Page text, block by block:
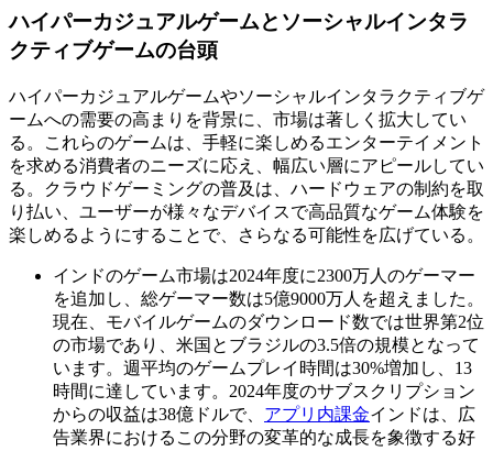
ハイパーカジュアルゲームとソーシャルインタラ
クティブゲームの台頭
ハイパーカジュアルゲームやソーシャルインタラクティブゲ
ームへの需要の高まりを背景に、市場は著しく拡大してい
る。これらのゲームは、手軽に楽しめるエンターテイメント
を求める消費者のニーズに応え、幅広い層にアピールしてい
る。クラウドゲーミングの普及は、ハードウェアの制約を取
り払い、ユーザーが様々なデバイスで高品質なゲーム体験を
楽しめるようにすることで、さらなる可能性を広げている。
インドのゲーム市場は2024年度に2300万人のゲーマー
を追加し、総ゲーマー数は5億9000万人を超えました。
現在、モバイルゲームのダウンロード数では世界第2位
の市場であり、米国とブラジルの3.5倍の規模となって
います。週平均のゲームプレイ時間は30%増加し、13
時間に達しています。2024年度のサブスクリプション
からの収益は38億ドルで、 アプリ内課金インドは、広
告業界におけるこの分野の変革的な成長を象徴する好